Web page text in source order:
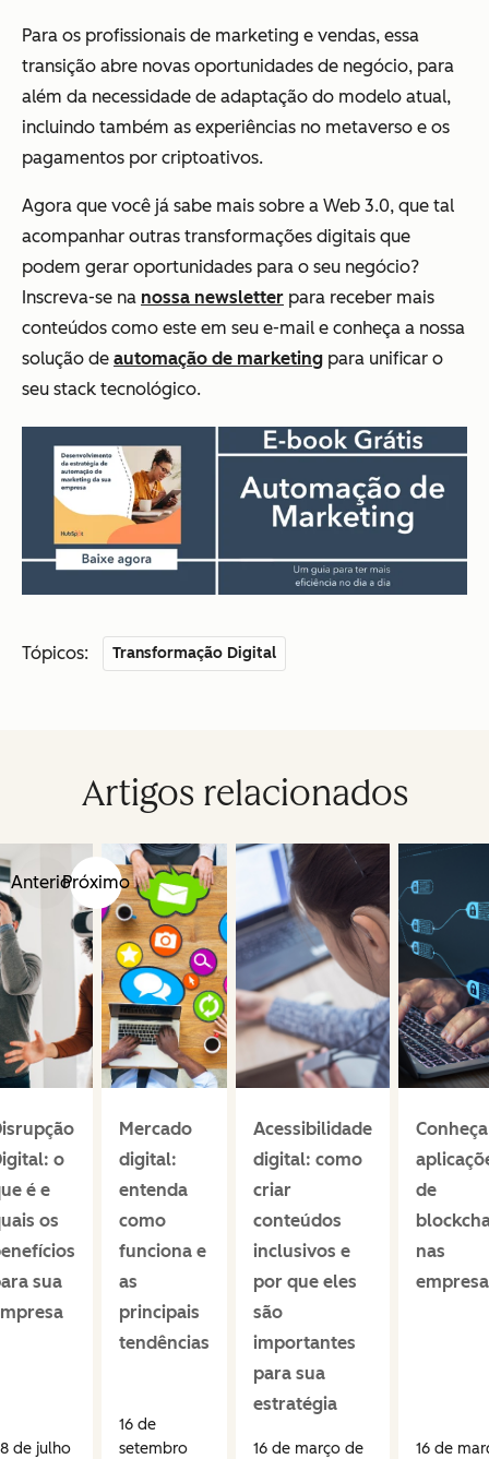
Para os profissionais de marketing e vendas, essa
transição abre novas oportunidades de negócio, para
além da necessidade de adaptação do modelo atual,
incluindo também as experiências no metaverso e os
pagamentos por criptoativos.
Agora que você já sabe mais sobre a Web 3.0, que tal
acompanhar outras transformações digitais que
podem gerar oportunidades para o seu negócio?
Inscreva-se na nossa newsletter para receber mais
conteúdos como este em seu e-mail e conheça a nossa
solução de automação de marketing para unificar o
seu stack tecnológico.
Tópicos: Transformação Digital
Artigos relacionados
AnteriorPróximo
o
é e
os
sua
de julho
Mercado
digital:
entenda
como
funciona e
as
principais
tendências
16 de
setembro
Acessibilidade
digital: como
criar
conteúdos
inclusivos e
por que eles
são
importantes
para sua
estratégia
16 de março de
de
nas
16 de